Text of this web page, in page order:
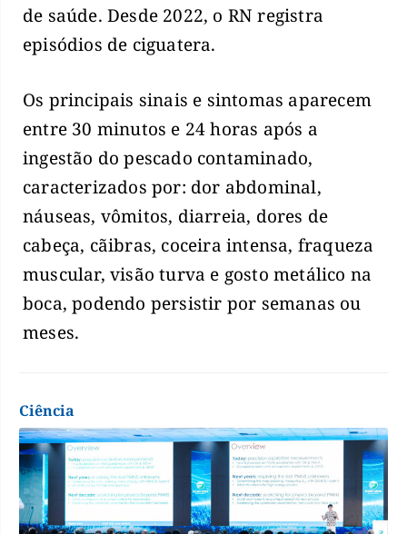
de saúde. Desde 2022, o RN registra
episódios de ciguatera.
Os principais sinais e sintomas aparecem
entre 30 minutos e 24 horas após a
ingestão do pescado contaminado,
caracterizados por: dor abdominal,
náuseas, vômitos, diarreia, dores de
cabeça, cãibras, coceira intensa, fraqueza
muscular, visão turva e gosto metálico na
boca, podendo persistir por semanas ou
meses.
Ciência